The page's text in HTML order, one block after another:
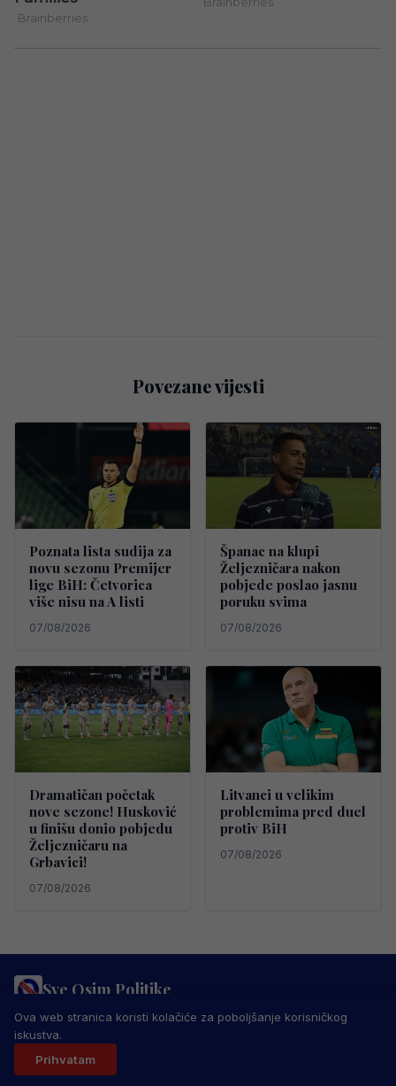
Povezane vijesti
Poznata lista sudija za
novu sezonu Premijer
lige BiH: Četvorica
više nisu na A listi
07/08/2026
Španac na klupi
Željezničara nakon
pobjede poslao jasnu
poruku svima
07/08/2026
Dramatičan početak
nove sezone! Husković
u finišu donio pobjedu
Željezničaru na
Grbavici!
07/08/2026
Litvanci u velikim
problemima pred duel
protiv BiH
07/08/2026
Sve Osim Politike
PRAVILA PRIVATNOSTI MARKETING
USLOVI KORIŠTENJA
IMPRESSUM
© 2026 Sve Osim Politike. Sva prava zadržana.
Ova web stranica koristi kolačiće za poboljšanje korisničkog
iskustva.
Prihvatam